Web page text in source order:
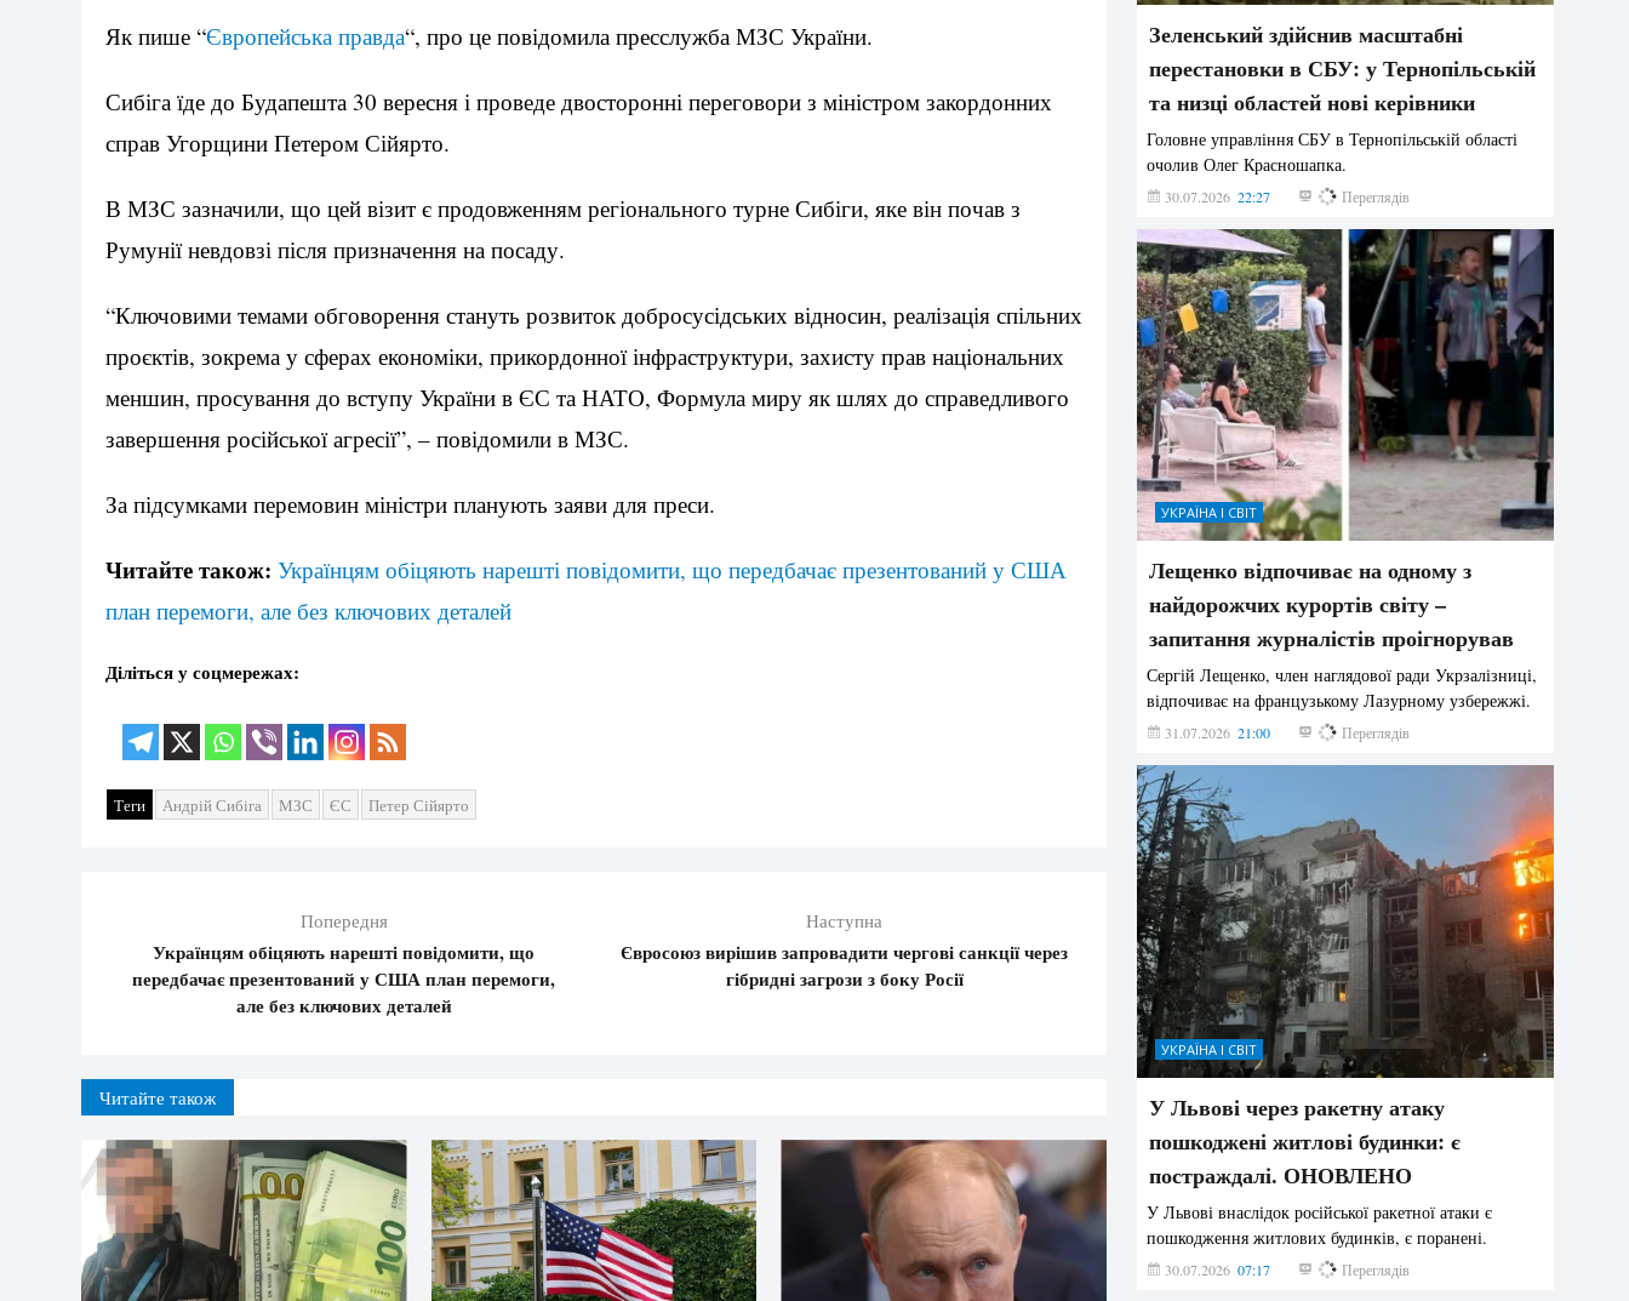
Як пише “Європейська правда“, про це повідомила пресслужба МЗС України.
Сибіга їде до Будапешта 30 вересня і проведе двосторонні переговори з міністром закордонних
справ Угорщини Петером Сійярто.
В МЗС зазначили, що цей візит є продовженням регіонального турне Сибіги, яке він почав з
Румунії невдовзі після призначення на посаду.
“Ключовими темами обговорення стануть розвиток добросусідських відносин, реалізація спільних
проєктів, зокрема у сферах економіки, прикордонної інфраструктури, захисту прав національних
меншин, просування до вступу України в ЄС та НАТО, Формула миру як шлях до справедливого
завершення російської агресії”, – повідомили в МЗС.
За підсумками перемовин міністри планують заяви для преси.
Читайте також: Українцям обіцяють нарешті повідомити, що передбачає презентований у США
план перемоги, але без ключових деталей
Діліться у соцмережах:
Теги Андрій Сибіга МЗС ЄС Петер Сійярто
Попередня
Українцям обіцяють нарешті повідомити, що
передбачає презентований у США план перемоги,
але без ключових деталей
Наступна
Євросоюз вирішив запровадити чергові санкції через
гібридні загрози з боку Росії
Читайте також
Зеленський здійснив масштабні
перестановки в СБУ: у Тернопільській
та низці областей нові керівники
Головне управління СБУ в Тернопільській області
очолив Олег Красношапка.
30.07.2026 22:27 616 Переглядів
УКРАЇНА І СВІТ
Лещенко відпочиває на одному з
найдорожчих курортів світу –
запитання журналістів проігнорував
Сергій Лещенко, член наглядової ради Укрзалізниці,
відпочиває на французькому Лазурному узбережжі.
31.07.2026 21:00 196 Переглядів
УКРАЇНА І СВІТ
У Львові через ракетну атаку
пошкоджені житлові будинки: є
постраждалі. ОНОВЛЕНО
У Львові внаслідок російської ракетної атаки є
пошкодження житлових будинків, є поранені.
30.07.2026 07:17 179 Переглядів